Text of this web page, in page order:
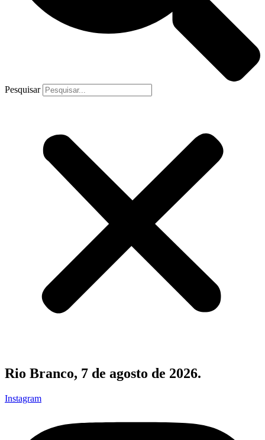
Pesquisar
Rio Branco, 7 de agosto de 2026.
Instagram